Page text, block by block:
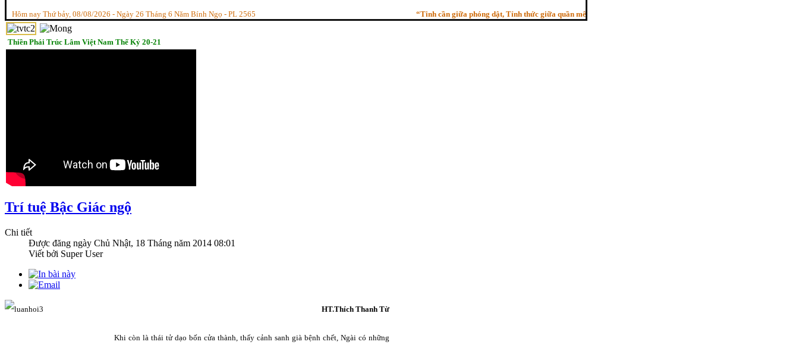
Hôm nay Thứ bảy, 08/08/2026 - Ngày 26 Tháng 6 Năm Bính Ngọ - PL 2565 “Tinh cần giữa phóng dật, Tỉnh thức giữa quần mê, Người trí như ngựa phi, Bỏ sau con ngựa hèn”. - (Pháp cú kệ 29,
Thiền Phái Trúc Lâm Việt Nam Thế Kỷ 20-21
Trí tuệ Bậc Giác ngộ
Chi tiết
Được đăng ngày Chủ Nhật, 18 Tháng năm 2014 08:01
Viết bởi Super User
HT.Thích Thanh Từ
Khi còn là thái tử dạo bốn cửa thành, thấy cảnh sanh già bệnh chết, Ngài có những